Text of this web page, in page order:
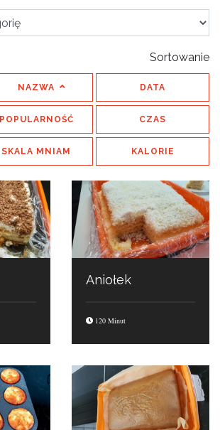
Sortowanie
NAZWA DATA
POPULARNOŚĆ CZAS
SKALA MNIAM KALORIE
Aniołek
120 Minut